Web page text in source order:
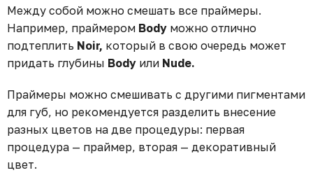
Между собой можно смешать все праймеры.
Например, праймером Body можно отлично
подтеплить Noir, который в свою очередь может
придать глубины Body или Nude.
Праймеры можно смешивать с другими пигментами
для губ, но рекомендуется разделить внесение
разных цветов на две процедуры: первая
процедура — праймер, вторая — декоративный
цвет.⁣⁣